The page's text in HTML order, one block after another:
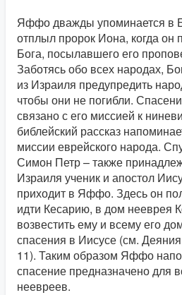
Яффо дважды упоминается в
отплыл пророк Иона, когда он
Бога, посылавшего его
Заботясь обо всех народах,
из Израиля предупредить
чтобы они не погибли.
связано с его миссией к
библейский рассказ
миссии еврейского народа.
Симон Петр – также
Израиля ученик и апостол
приходит в Яффо. Здесь он
идти Кесарию, в дом нееврея
возвестить ему и всему его
спасения в Иисусе (см.
11). Таким образом Яффо
спасение предназначено для
неевреев.